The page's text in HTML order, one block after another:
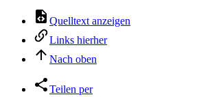
Quelltext anzeigen
Links hierher
Nach oben
Teilen per